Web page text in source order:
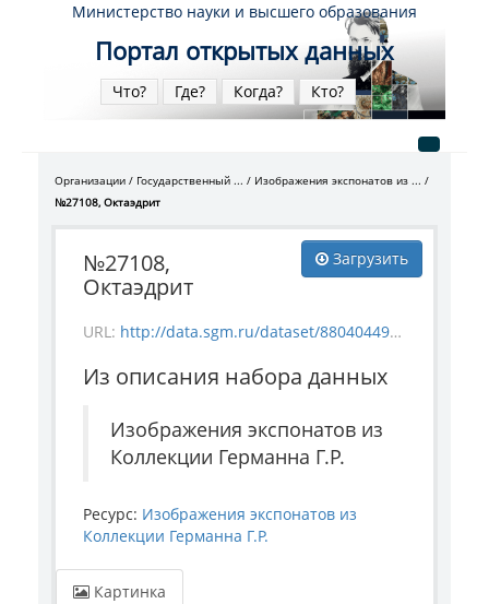
Министерство науки и высшего образования
Портал открытых данных
Что? Где? Когда? Кто?
Организации Государственный ...
Изображения экспонатов из ...
№27108, Октаэдрит
Загрузить
№27108,
Октаэдрит
URL: http://data.sgm.ru/dataset/88040449-d823-4831-a83e-ed295a4ac7e9/resource/2965b03b-30c0-4bda-9deb-06bb7ac7bd88/download/mineral_27108.jpg
Из описания набора данных
Изображения экспонатов из
Коллекции Германна Г.Р.
Ресурс: Изображения экспонатов из
Коллекции Германна Г.Р.
Картинка